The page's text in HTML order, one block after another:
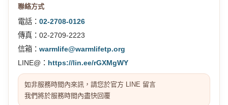
聯絡方式
電話： 02-2708-0126
傳真：02-2709-2223
信箱： warmlife@warmlifetp.org
LINE@： https://lin.ee/rGXMgWY
如非服務時間內來訊，請您於官方 LINE 留言
我們將於服務時間內盡快回覆